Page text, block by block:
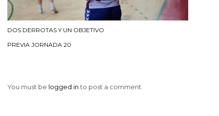
DOS DERROTAS Y UN OBJETIVO
PREVIA JORNADA 20
You must be logged into post a comment.